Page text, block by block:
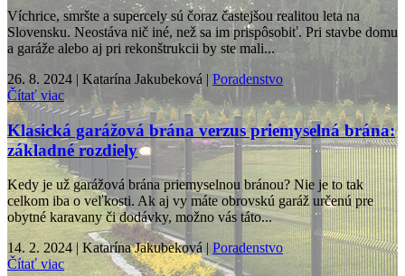
Víchrice, smršte a supercely sú čoraz častejšou realitou leta na
Slovensku. Neostáva nič iné, než sa im prispôsobiť. Pri stavbe domu
a garáže alebo aj pri rekonštrukcii by ste mali...
26. 8. 2024 | Katarína Jakubeková | Poradenstvo
Čítať viac
Klasická garážová brána verzus priemyselná brána:
základné rozdiely
Kedy je už garážová brána priemyselnou bránou? Nie je to tak
celkom iba o veľkosti. Ak aj vy máte obrovskú garáž určenú pre
obytné karavany či dodávky, možno vás táto...
14. 2. 2024 | Katarína Jakubeková | Poradenstvo
Čítať viac